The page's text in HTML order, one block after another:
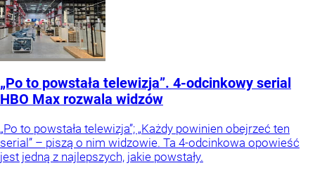
„Po to powstała telewizja”. 4-odcinkowy serial
HBO Max rozwala widzów
„Po to powstała telewizja”; „Każdy powinien obejrzeć ten
serial” – piszą o nim widzowie. Ta 4-odcinkowa opowieść
jest jedną z najlepszych, jakie powstały.